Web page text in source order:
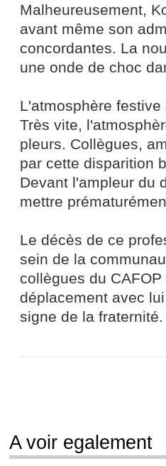
Malheureusement,
avant même son
concordantes. La
une onde de choc
L'atmosphère
Très vite,
pleurs. Collègues,
par cette disparition
Devant l'ampleur du
mettre
Le décès de ce
sein de la
collègues du
déplacement avec
signe de la fraternité.
A voir egalement